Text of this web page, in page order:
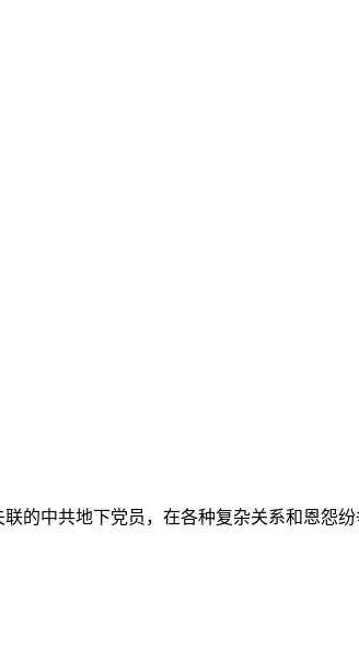
中共地下党员，在各种复杂关系和恩怨